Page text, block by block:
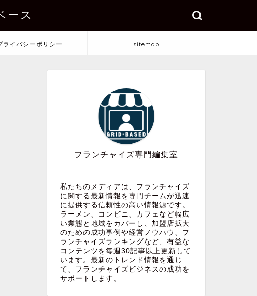
ース
ライバシーポリシー sitemap
フランチャイズ専門編集室
私たちのメディアは、フランチャイズ
に関する最新情報を専門チームが迅速
に提供する信頼性の高い情報源です。
ラーメン、コンビニ、カフェなど幅広
い業態と地域をカバーし、加盟店拡大
のための成功事例や経営ノウハウ、フ
ランチャイズランキングなど、有益な
コンテンツを毎週30記事以上更新して
います。最新のトレンド情報を通じ
て、フランチャイズビジネスの成功を
サポートします。